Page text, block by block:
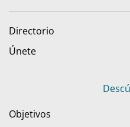
Directorio
Únete
Objetivos